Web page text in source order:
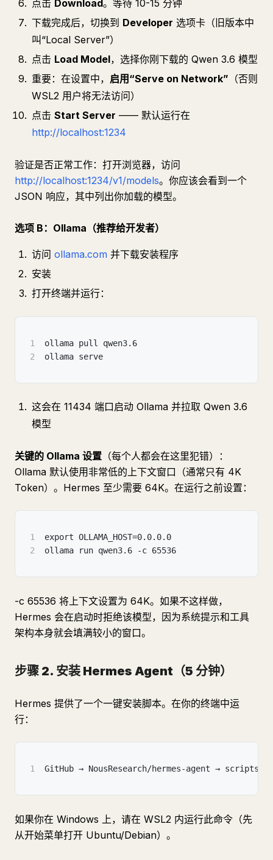
点击 Download。等待 10-15 分钟
下载完成后，切换到 Developer 选项卡（旧版本中
叫“Local Server”）
点击 Load Model，选择你刚下载的 Qwen 3.6 模型
重要：在设置中， 启用“Serve on Network” （否则
WSL2 用户将无法访问）
点击 Start Server —— 默认运行在
http://localhost:1234
验证是否正常工作：打开浏览器，访问
http://localhost:1234/v1/models。你应该会看到一个
JSON 响应，其中列出你加载的模型。
选项 B：Ollama（推荐给开发者）
访问 ollama.com 并下载安装程序
安装
打开终端并运行：
1
ollama pull qwen3.6
2
ollama serve
这会在 11434 端口启动 Ollama 并拉取 Qwen 3.6
模型
关键的 Ollama 设置 （每个人都会在这里犯错）：
Ollama 默认使用非常低的上下文窗口（通常只有 4K
Token）。Hermes 至少需要 64K。在运行之前设置：
1
export OLLAMA_HOST=0.0.0.0
2
ollama run qwen3.6 -c 65536
-c 65536 将上下文设置为 64K。如果不这样做，
Hermes 会在启动时拒绝该模型，因为系统提示和工具
架构本身就会填满较小的窗口。
步骤 2. 安装 Hermes Agent（5 分钟）
Hermes 提供了一个一键安装脚本。在你的终端中运
行：
1 GitHub → NousResearch/hermes-agent →
如果你在 Windows 上，请在 WSL2 内运行此命令（先
从开始菜单打开 Ubuntu/Debian）。